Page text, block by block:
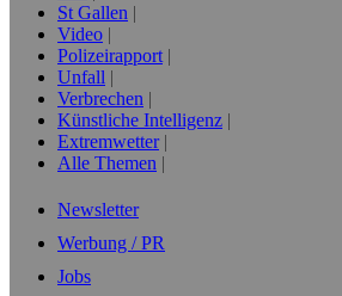
St Gallen
Video
Polizeirapport
Unfall
Verbrechen
Künstliche Intelligenz
Extremwetter
Alle Themen
Newsletter
Werbung / PR
Jobs